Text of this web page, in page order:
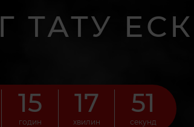
ТАТУ
15
годин
17
хвилин
50
секунд